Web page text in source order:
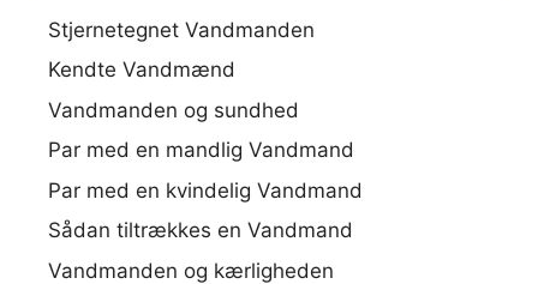
Stjernetegnet Vandmanden
Kendte Vandmænd
Vandmanden og sundhed
Par med en mandlig Vandmand
Par med en kvindelig Vandmand
Sådan tiltrækkes en Vandmand
Vandmanden og kærligheden